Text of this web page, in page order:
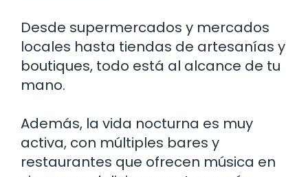
Desde supermercados y mercados
locales hasta tiendas de artesanías y
boutiques, todo está al alcance de tu
mano.
Además, la vida nocturna es muy
activa, con múltiples bares y
restaurantes que ofrecen música en